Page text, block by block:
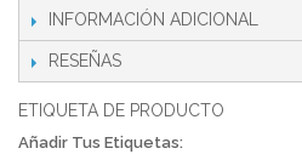
INFORMACIÓN ADICIONAL
RESEÑAS
ETIQUETA DE PRODUCTO
Añadir Tus Etiquetas: